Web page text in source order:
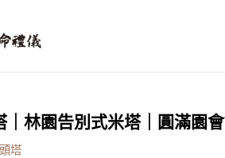
｜林園告別式米塔｜圓滿園
塔